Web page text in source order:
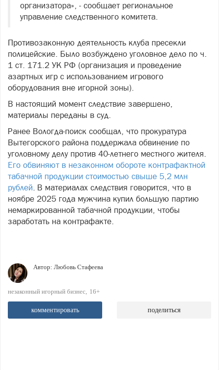
организатора», - сообщает региональное
управление следственного комитета.
Противозаконную деятельность клуба пресекли
полицейские. Было возбуждено уголовное дело по ч.
1 ст. 171.2 УК РФ (организация и проведение
азартных игр с использованием игрового
оборудования вне игорной зоны).
В настоящий момент следствие завершено,
материалы переданы в суд.
Ранее Вологда-поиск сообщал, что прокуратура
Вытегорского района поддержала обвинение по
уголовному делу против 40-летнего местного жителя.
Его обвиняют в незаконном обороте контрафактной
табачной продукции стоимостью свыше 5,2 млн
рублей. В материалах следствия говорится, что в
ноябре 2025 года мужчина купил большую партию
немаркированной табачной продукции, чтобы
заработать на контрафакте.
Автор: Любовь Стафеева
незаконный игорный бизнес 16+
комментировать поделиться